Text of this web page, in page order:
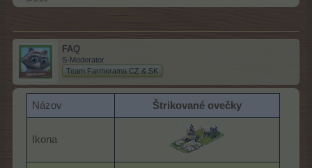
FAQ
S-Moderator
Team Farmerama CZ & SK
Názov Štrikované ovečky
Ikona